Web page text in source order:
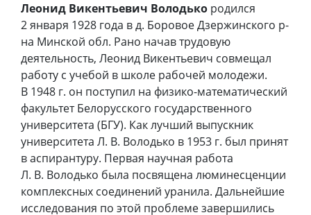
Леонид Викентьевич Володько родился
2 января 1928 года в д. Боровое Дзержинского р-
на Минской обл. Рано начав трудовую
деятельность, Леонид Викентьевич совмещал
работу с учебой в школе рабочей молодежи.
В 1948 г. он поступил на физико-математический
факультет Белорусского государственного
университета (БГУ). Как лучший выпускник
университета Л. В. Володько в 1953 г. был принят
в аспирантуру. Первая научная работа
Л. В. Володько была посвящена люминесценции
комплексных соединений уранила. Дальнейшие
исследования по этой проблеме завершились